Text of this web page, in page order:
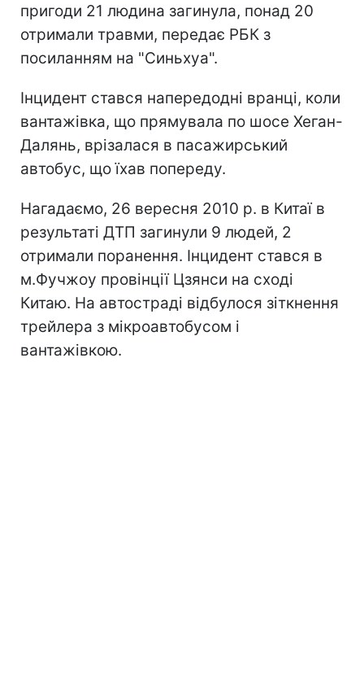
пригоди 21 людина загинула, понад 20
отримали травми, передає РБК з
посиланням на "Синьхуа".
Інцидент стався напередодні вранці, коли
вантажівка, що прямувала по шосе Хеган-
Далянь, врізалася в пасажирський
автобус, що їхав попереду.
Нагадаємо, 26 вересня 2010 р. в Китаї в
результаті ДТП загинули 9 людей, 2
отримали поранення. Інцидент стався в
м.Фучжоу провінції Цзянси на сході
Китаю. На автостраді відбулося зіткнення
трейлера з мікроавтобусом і
вантажівкою.